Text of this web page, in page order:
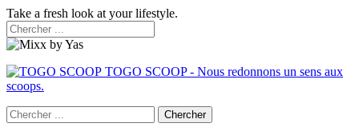
Take a fresh look at your lifestyle.
TOGO SCOOP - Nous redonnons un sens aux
scoops.